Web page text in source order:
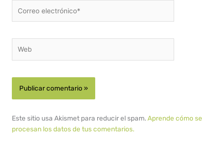
electrónico*
Este sitio usa Akismet para reducir el spam.Aprende cómo se
procesan los datos de tus comentarios.